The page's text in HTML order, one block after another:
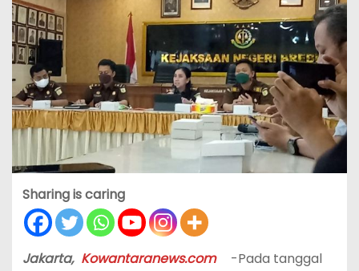
Sharing is caring
Jakarta, Kowantaranews.com
-Pada tanggal